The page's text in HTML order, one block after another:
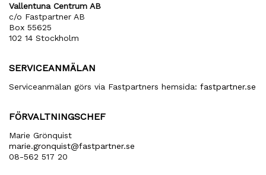
Vallentuna Centrum AB
c/o Fastpartner AB
Box 55625
102 14 Stockholm
SERVICEANMÄLAN
Serviceanmälan görs via Fastpartners hemsida: fastpartner.se
FÖRVALTNINGSCHEF
Marie Grönquist
marie​.gronquist​@fastpartner​.se
08-562 517 20